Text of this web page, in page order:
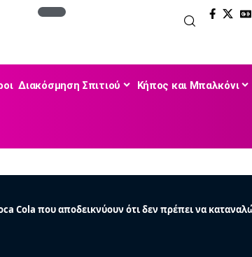
Διακόσμηση Σπιτιού Κήπος και Μπαλκόνι
Cola που αποδεικνύουν ότι δεν πρέπει να